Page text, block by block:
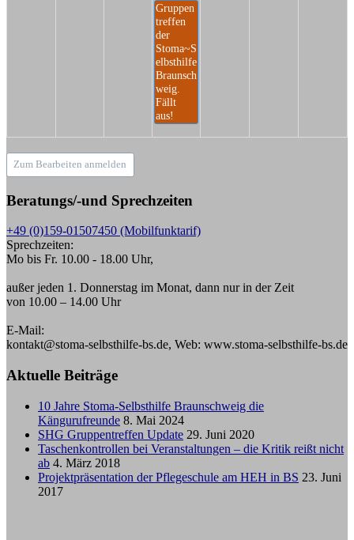
Gruppen
treffen
der
Stoma~S
elbsthilfe
Braunsch
weig.
Fällt
aus!
Zum Bearbeiten anmelden
Beratungs/-und Sprechzeiten
+49 (0)159-01507450 (Mobilfunktarif)
Sprechzeiten:
Mo bis Fr. 10.00 - 18.00 Uhr,
außer jeden 1. Donnerstag im Monat, dann nur in der Zeit
von 10.00 – 14.00 Uhr
E-Mail:
kontakt@stoma-selbsthilfe-bs.de, Web: www.stoma-selbsthilfe-bs.de
Aktuelle Beiträge
10 Jahre Stoma-Selbsthilfe Braunschweig die
Kängurufreunde 8. Mai 2024
SHG Gruppentreffen Update 29. Juni 2020
Taschenkontrollen bei Veranstaltungen – die Kritik reißt nicht
ab 4. März 2018
Projektpräsentation der Pflegeschule am HEH in BS 23. Juni
2017